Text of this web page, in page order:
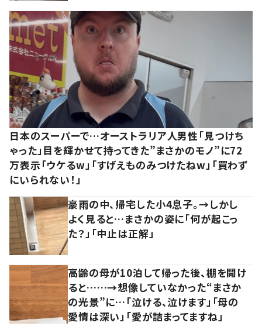
日本のスーパーで…オーストラリア人男性「見つけち
ゃった」目を輝かせて持ってきた”まさかのモノ”に72
万表示「ウケるw」「すげえものみつけたねw」「買わず
にいられない！」
豪雨の中、帰宅した小4息子。→しかし
よく見ると…まさかの姿に「何が起こっ
た？」「中止は正解」
高齢の母が10泊して帰った後、棚を開け
ると……→想像していなかった“まさか
の光景”に…「泣ける、泣けます」「母の
愛情は深い」「愛が詰まってますね」